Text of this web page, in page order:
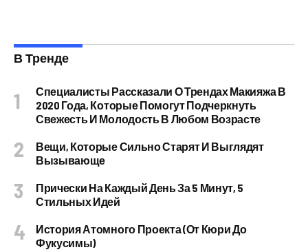
В Тренде
Специалисты Рассказали О Трендах Макияжа В
2020 Года, Которые Помогут Подчеркнуть
Свежесть И Молодость В Любом Возрасте
Вещи, Которые Сильно Старят И Выглядят
Вызывающе
Прически На Каждый День За 5 Минут, 5
Стильных Идей
История Атомного Проекта (от Кюри До
Фукусимы)